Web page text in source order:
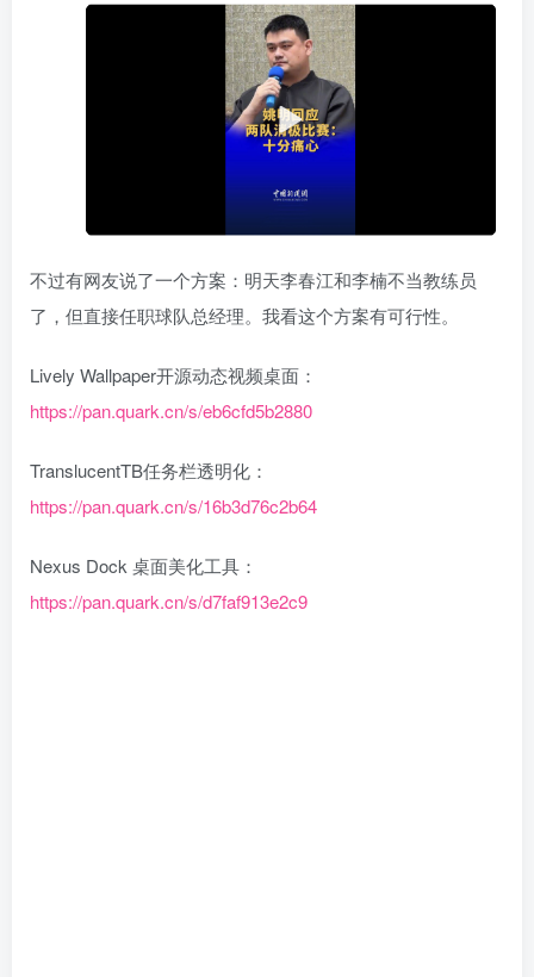
不过有网友说了一个方案：明天李春江和李楠不当教练员
了，但直接任职球队总经理。我看这个方案有可行性。
Lively Wallpaper开源动态视频桌面：
https://pan.quark.cn/s/eb6cfd5b2880
TranslucentTB任务栏透明化：
https://pan.quark.cn/s/16b3d76c2b64
Nexus Dock 桌面美化工具：
https://pan.quark.cn/s/d7faf913e2c9